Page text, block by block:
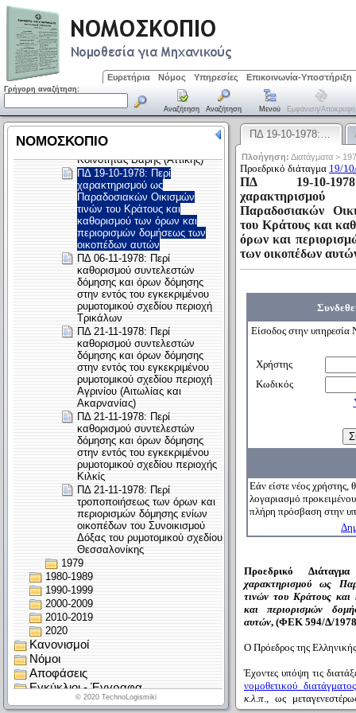
Ευρετήρια Νόμος Υπηρεσίες Επικοινωνία-Υποστήριξη
Γρήγορη αναζήτηση:
Αναζήτηση Αναζήτηση Μενού Εμφάνιση/απόκρυψη
ΠΔ 19-10-1978:…